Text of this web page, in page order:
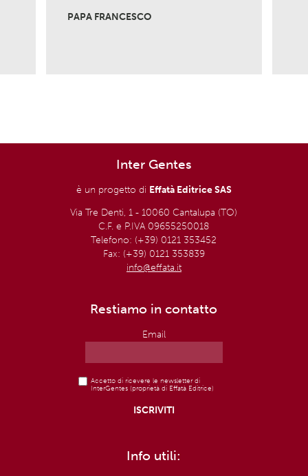
PAPA FRANCESCO
Inter Gentes
è un progetto di Effatà Editrice SAS
Via Tre Denti, 1 - 10060 Cantalupa (TO)
C.F. e P.IVA 09655250018
Telefono: (+39) 0121 353452
Fax: (+39) 0121 353839
info@effata.it
Restiamo in contatto
Email
Accetto di ricevere le newsletter di
InterGentes (proprietà di Effatà Editrice)
Info utili: